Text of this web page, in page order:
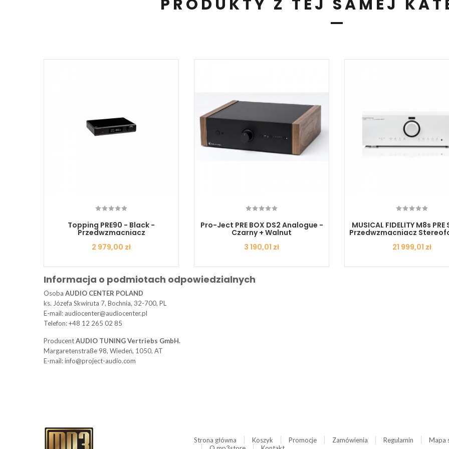
PRODUKTY Z TEJ SAMEJ
Topping PRE90 - Black -
Przedwzmacniacz
Cena
2 979,00 zł
Pro-Ject PRE BOX DS2 Analogue -
Czarny + Walnut
Cena
3 190,01 zł
MUSICAL FIDELITY M8s
Przedwzmacniacz
Cena
21 999,01 zł
Informacja o podmiotach odpowiedzialnych
Osoba AUDIO CENTER POLAND
ks. Józefa Skwiruta 7, Bochnia, 32-700, PL
E-mail: audiocenter@audiocenter.pl
Telefon: +48 12 265 02 85
ProducentAUDIO TUNING Vertriebs GmbH.
Margaretenstraße 98, Wiedeń, 1050, AT
E-mail: info@project-audio.com
Strona główna Koszyk Promocje Zamówienia Regulamin Mapa